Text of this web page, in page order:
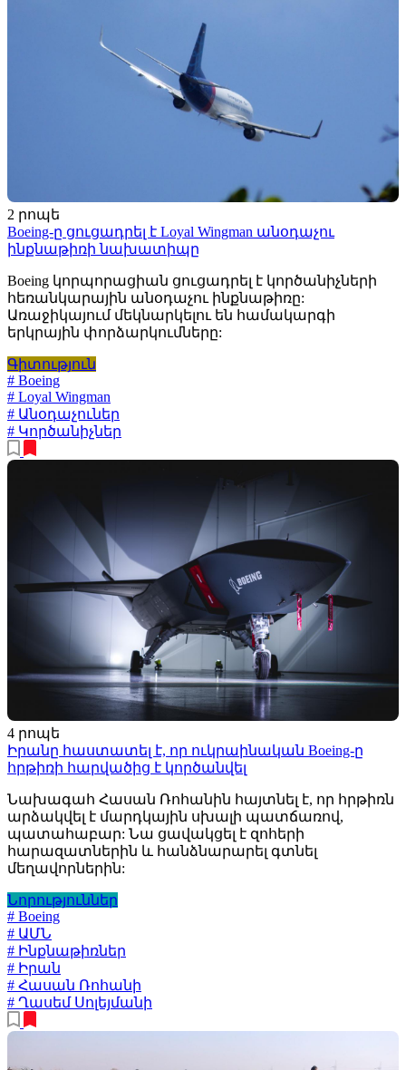
2 րոպե
Boeing-ը ցուցադրել է Loyal Wingman անօդաչու
ինքնաթիռի նախատիպը
Boeing կորպորացիան ցուցադրել է կործանիչների
հեռանկարային անօդաչու ինքնաթիռը:
Առաջիկայում մեկնարկելու են համակարգի
երկրային փորձարկումները:
Գիտություն
# Boeing
# Loyal Wingman
# Անօդաչուներ
# Կործանիչներ
4 րոպե
Իրանը հաստատել է, որ ուկրաինական Boeing-ը
հրթիռի հարվածից է կործանվել
Նախագահ Հասան Ռոհանին հայտնել է, որ հրթիռն
արձակվել է մարդկային սխալի պատճառով,
պատահաբար: Նա ցավակցել է զոհերի
հարազատներին և հանձնարարել գտնել
մեղավորներին:
Նորություններ
# Boeing
# ԱՄՆ
# Ինքնաթիռներ
# Իրան
# Հասան Ռոհանի
# Ղասեմ Սոլեյմանի